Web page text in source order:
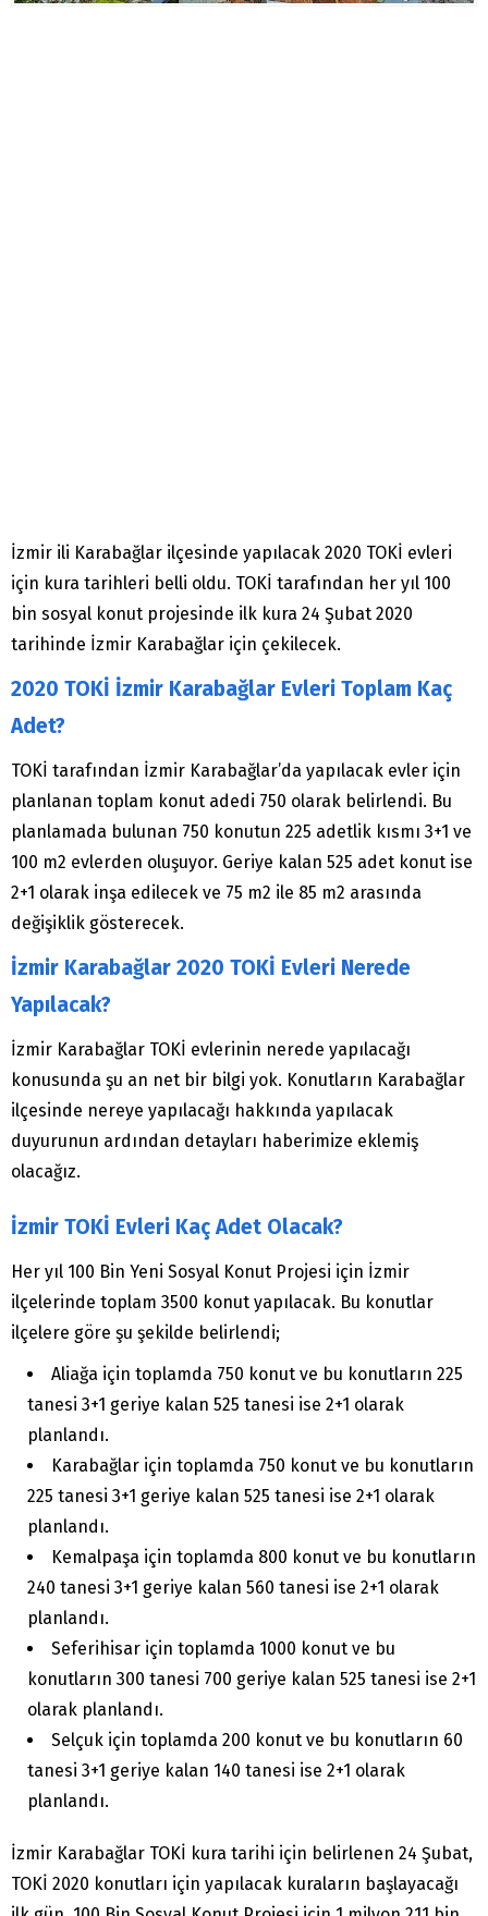
İzmir ili Karabağlar ilçesinde yapılacak 2020 TOKİ evleri
için kura tarihleri belli oldu. TOKİ tarafından her yıl 100
bin sosyal konut projesinde ilk kura 24 Şubat 2020
tarihinde İzmir Karabağlar için çekilecek.
2020 TOKİ İzmir Karabağlar Evleri Toplam Kaç
Adet?
TOKİ tarafından İzmir Karabağlar’da yapılacak evler için
planlanan toplam konut adedi 750 olarak belirlendi. Bu
planlamada bulunan 750 konutun 225 adetlik kısmı 3+1 ve
100 m2 evlerden oluşuyor. Geriye kalan 525 adet konut ise
2+1 olarak inşa edilecek ve 75 m2 ile 85 m2 arasında
değişiklik gösterecek.
İzmir Karabağlar 2020 TOKİ Evleri Nerede
Yapılacak?
İzmir Karabağlar TOKİ evlerinin nerede yapılacağı
konusunda şu an net bir bilgi yok. Konutların Karabağlar
ilçesinde nereye yapılacağı hakkında yapılacak
duyurunun ardından detayları haberimize eklemiş
olacağız.
İzmir TOKİ Evleri Kaç Adet Olacak?
Her yıl 100 Bin Yeni Sosyal Konut Projesi için İzmir
ilçelerinde toplam 3500 konut yapılacak. Bu konutlar
ilçelere göre şu şekilde belirlendi;
Aliağa için toplamda 750 konut ve bu konutların 225
tanesi 3+1 geriye kalan 525 tanesi ise 2+1 olarak
planlandı.
Karabağlar için toplamda 750 konut ve bu konutların
225 tanesi 3+1 geriye kalan 525 tanesi ise 2+1 olarak
planlandı.
Kemalpaşa için toplamda 800 konut ve bu konutların
240 tanesi 3+1 geriye kalan 560 tanesi ise 2+1 olarak
planlandı.
Seferihisar için toplamda 1000 konut ve bu
konutların 300 tanesi 700 geriye kalan 525 tanesi ise 2+1
olarak planlandı.
Selçuk için toplamda 200 konut ve bu konutların 60
tanesi 3+1 geriye kalan 140 tanesi ise 2+1 olarak
planlandı.
İzmir Karabağlar TOKİ kura tarihi için belirlenen 24 Şubat,
TOKİ 2020 konutları için yapılacak kuraların başlayacağı